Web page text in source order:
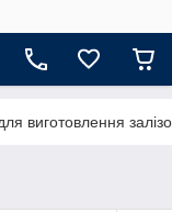
виготовлення